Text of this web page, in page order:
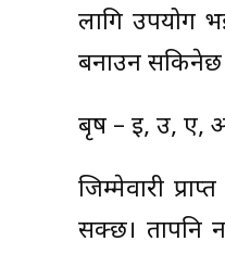
लागि उपयोग
बनाउन
बृष – इ, उ, ए,
जिम्मेवारी
सक्छ। तापनि